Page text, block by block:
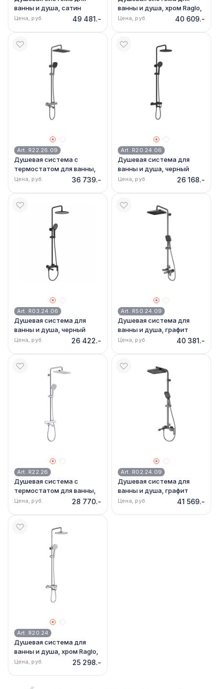
ванны и душа, сатин
золотой Raglo R07.24.03
Цена, руб. 49 481.-
ванны и душа, хром Raglo,
R51.24
Цена, руб. 40 609.-
Art. R22.26.09
Душевая система с
термостатом для ванны,
графит Raglo, R22.26.09
Цена, руб. 36 739.-
Art. R20.24.06
Душевая система для
ванны и душа, черный
Raglo, R20.24.06
Цена, руб. 26 168.-
Art. R03.24.06
Душевая система для
ванны и душа, черный
Raglo, R03.24.06
Цена, руб. 26 422.-
Art. R50.24.09
Душевая система для
ванны и душа, графит
Raglo, R50.24.09
Цена, руб. 40 381.-
Art. R22.26
Душевая система с
термостатом для ванны,
хром Raglo, R22.26
Цена, руб. 28 770.-
Art. R02.24.09
Душевая система для
ванны и душа, графит
Raglo, R02.24.09
Цена, руб. 41 569.-
Art. R20.24
Душевая система для
ванны и душа, хром Raglo,
R20.24
Цена, руб. 25 298.-